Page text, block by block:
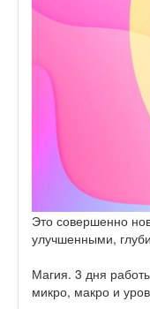
Это совершенно
улучшенными,
Магия. 3 дня
микро, макро и